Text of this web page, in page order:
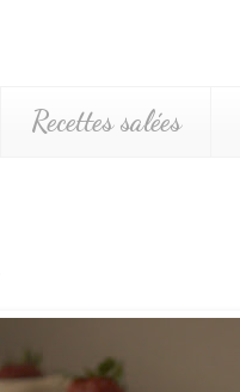
Recettes salées